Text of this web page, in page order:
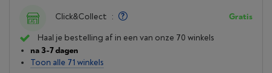
Click&Collect : Gratis
Haal je bestelling af in een van onze 70 winkels
na 3-7 dagen
Toon alle 71 winkels